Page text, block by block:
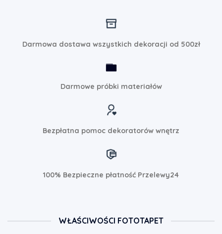
Darmowa dostawa wszystkich dekoracji od 500zł
Darmowe próbki materiałów
Bezpłatna pomoc dekoratorów wnętrz
100% Bezpieczne płatność Przelewy24
WŁAŚCIWOŚCI FOTOTAPET